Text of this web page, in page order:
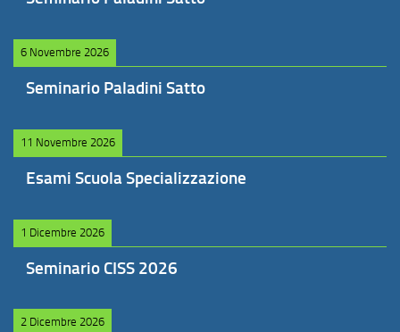
6 Novembre 2026
Seminario Paladini Satto
11 Novembre 2026
Esami Scuola Specializzazione
1 Dicembre 2026
Seminario CISS 2026
2 Dicembre 2026